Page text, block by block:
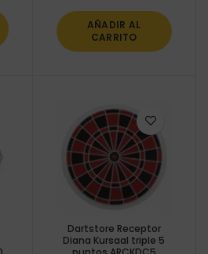
era:
153,72€.
es:
146,03€.
AÑADIR AL
CARRITO
Dartstore Receptor
Diana Kursaal triple 5